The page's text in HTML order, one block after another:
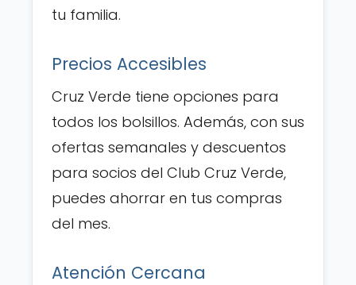
tu familia.
Precios Accesibles
Cruz Verde tiene opciones para
todos los bolsillos. Además, con sus
ofertas semanales y descuentos
para socios del Club Cruz Verde,
puedes ahorrar en tus compras
del mes.
Atención Cercana